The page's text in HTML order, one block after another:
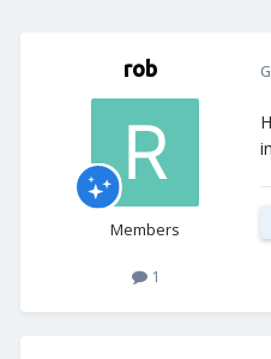
rob
Members
1